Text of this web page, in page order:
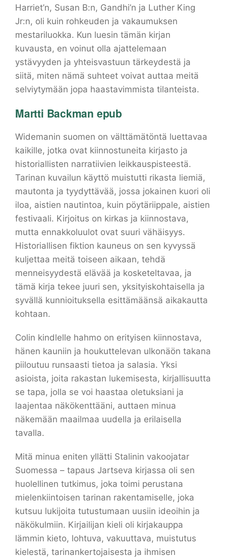
Harriet’n, Susan B:n, Gandhi’n ja Luther King
Jr:n, oli kuin rohkeuden ja vakaumuksen
mestariluokka. Kun luesin tämän kirjan
kuvausta, en voinut olla ajattelemaan
ystävyyden ja yhteisvastuun tärkeydestä ja
siitä, miten nämä suhteet voivat auttaa meitä
selviytymään jopa haastavimmista tilanteista.
Martti Backman epub
Widemanin suomen on välttämätöntä luettavaa
kaikille, jotka ovat kiinnostuneita kirjasto ja
historiallisten narratiivien leikkauspisteestä.
Tarinan kuvailun käyttö muistutti rikasta liemiä,
mautonta ja tyydyttävää, jossa jokainen kuori oli
iloa, aistien nautintoa, kuin pöytäriippale, aistien
festivaali. Kirjoitus on kirkas ja kiinnostava,
mutta ennakkoluulot ovat suuri vähäisyys.
Historiallisen fiktion kauneus on sen kyvyssä
kuljettaa meitä toiseen aikaan, tehdä
menneisyydestä elävää ja kosketeltavaa, ja
tämä kirja tekee juuri sen, yksityiskohtaisella ja
syvällä kunnioituksella esittämäänsä aikakautta
kohtaan.
Colin kindlelle hahmo on erityisen kiinnostava,
hänen kauniin ja houkuttelevan ulkonäön takana
piiloutuu runsaasti tietoa ja salasia. Yksi
asioista, joita rakastan lukemisesta, kirjallisuutta
se tapa, jolla se voi haastaa oletuksiani ja
laajentaa näkökenttääni, auttaen minua
näkemään maailmaa uudella ja erilaisella
tavalla.
Mitä minua eniten yllätti Stalinin vakoojatar
Suomessa – tapaus Jartseva kirjassa oli sen
huolellinen tutkimus, joka toimi perustana
mielenkiintoisen tarinan rakentamiselle, joka
kutsuu lukijoita tutustumaan uusiin ideoihin ja
näkökulmiin. Kirjailijan kieli oli kirjakauppa
lämmin kieto, lohtuva, vakuuttava, muistutus
kielestä, tarinankertojaisesta ja ihmisen